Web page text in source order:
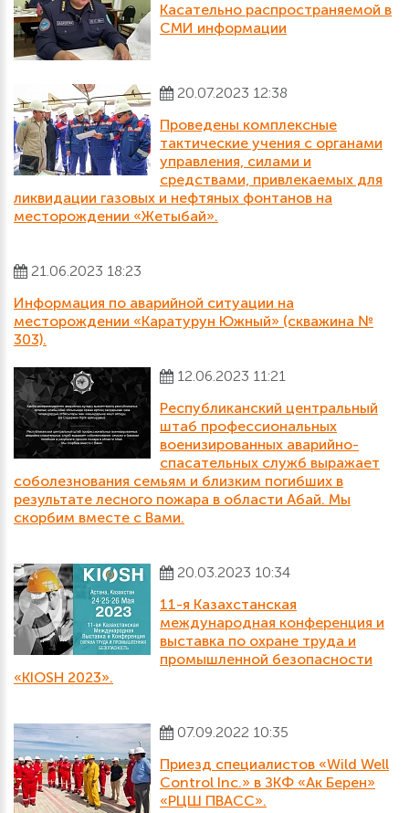
Касательно распространяемой в
СМИ информации
20.07.2023 12:38
Проведены комплексные
тактические учения с органами
управления, силами и
средствами, привлекаемых для
ликвидации газовых и нефтяных фонтанов на
месторождении «Жетыбай».
21.06.2023 18:23
Информация по аварийной ситуации на
месторождении «Каратурун Южный» (скважина №
303).
12.06.2023 11:21
Республиканский центральный
штаб профессиональных
военизированных аварийно-
спасательных служб выражает
соболезнования семьям и близким погибших в
результате лесного пожара в области Абай. Мы
скорбим вместе с Вами.
20.03.2023 10:34
11-я Казахстанская
международная конференция и
выставка по охране труда и
промышленной безопасности
«KIOSH 2023».
07.09.2022 10:35
Приезд специалистов «Wild Well
Control Inc.» в ЗКФ «Aк Берен»
«РЦШ ПВАСС».